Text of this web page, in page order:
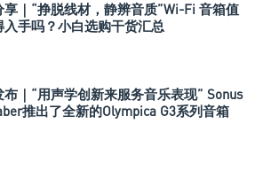
享｜“挣脱线材，静辨音质”Wi-Fi 音箱值
入手吗？小白选购干货汇总
布｜“用声学创新来服务音乐表现” Sonus
推出了全新的Olympica G3系列音箱